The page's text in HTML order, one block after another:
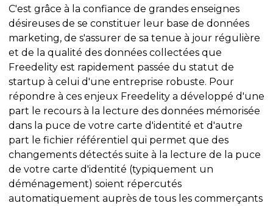
C'est grâce à la confiance de grandes enseignes
désireuses de se constituer leur base de données
marketing, de s'assurer de sa tenue à jour régulière
et de la qualité des données collectées que
Freedelity est rapidement passée du statut de
startup à celui d'une entreprise robuste. Pour
répondre à ces enjeux Freedelity a développé d'une
part le recours à la lecture des données mémorisée
dans la puce de votre carte d'identité et d'autre
part le fichier référentiel qui permet que des
changements détectés suite à la lecture de la puce
de votre carte d'identité (typiquement un
déménagement) soient répercutés
automatiquement auprès de tous les commerçants